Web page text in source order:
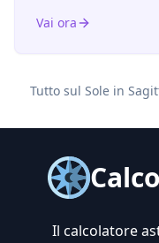
Vai ora
Tutto sul Sole in
Il calcolatore